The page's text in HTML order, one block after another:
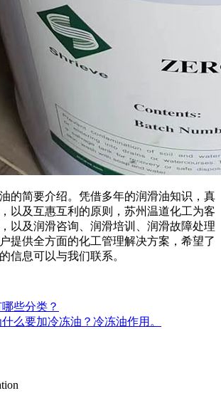
的简要介绍。凭借多年的润滑油知识，真
以及互惠互利的原则，苏州温道化工为客
以及润滑咨询、润滑培训、润滑故障处理
提供全方面的化工管理解决方案，希望了
信息可以与我们联系。
些分类？
么要加冷冻油？冷冻油作用。